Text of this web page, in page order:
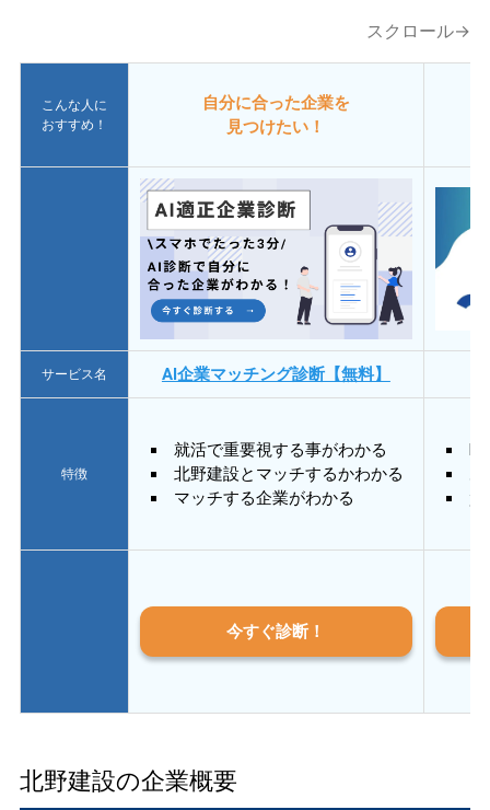
スクロール→
こんな人に
おすすめ！
自分に合った企業を
見つけたい！
サービス名 AI企業マッチング診断【無料】
特徴
就活で重要視する事がわかる
北野建設とマッチするかわかる
マッチする企業がわかる
質
今すぐ診断！
北野建設の企業概要